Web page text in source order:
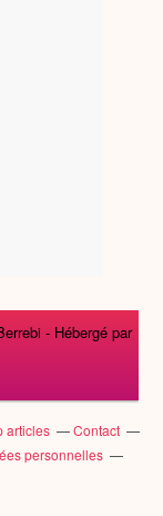
- Hébergé par
articles
Contact
personnelles